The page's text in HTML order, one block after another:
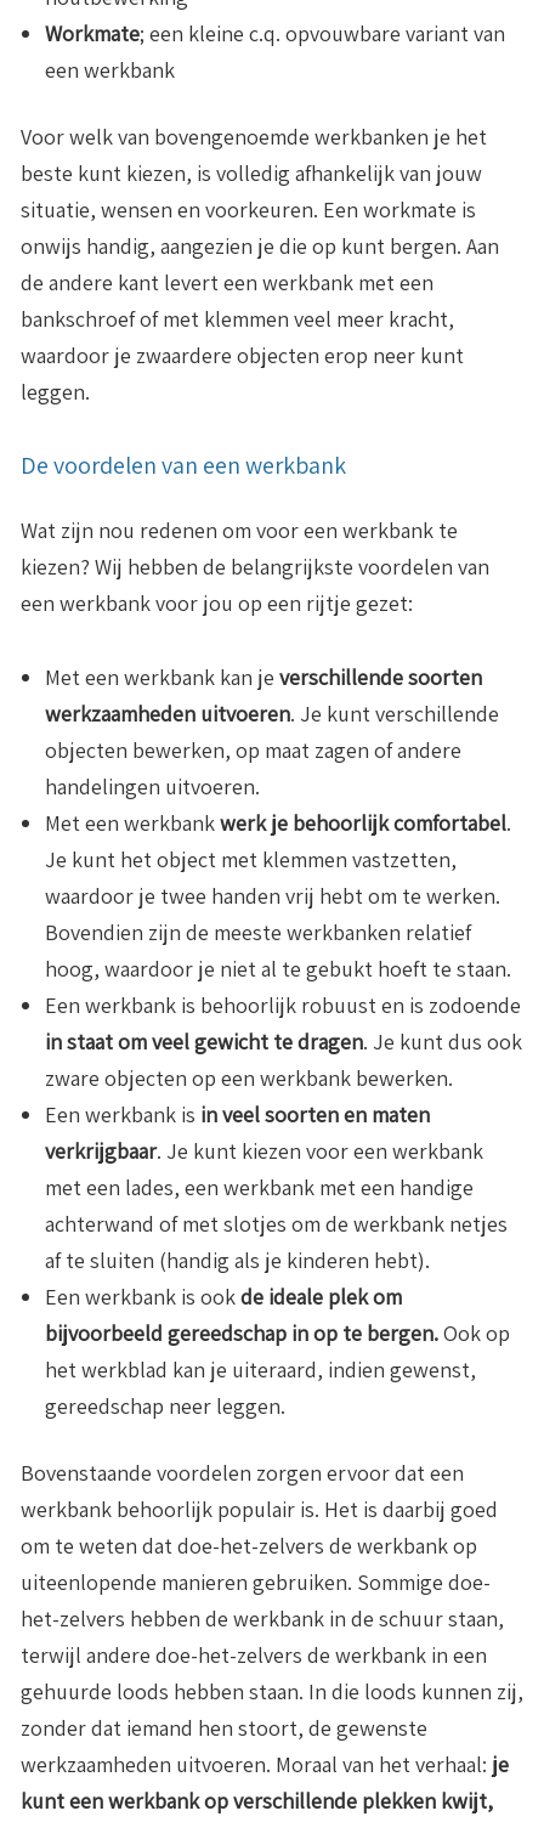
Workmate; een kleine c.q. opvouwbare variant van
een werkbank
Voor welk van bovengenoemde werkbanken je het
beste kunt kiezen, is volledig afhankelijk van jouw
situatie, wensen en voorkeuren. Een workmate is
onwijs handig, aangezien je die op kunt bergen. Aan
de andere kant levert een werkbank met een
bankschroef of met klemmen veel meer kracht,
waardoor je zwaardere objecten erop neer kunt
leggen.
De voordelen van een werkbank
Wat zijn nou redenen om voor een werkbank te
kiezen? Wij hebben de belangrijkste voordelen van
een werkbank voor jou op een rijtje gezet:
Met een werkbank kan je verschillende soorten
werkzaamheden uitvoeren. Je kunt verschillende
objecten bewerken, op maat zagen of andere
handelingen uitvoeren.
Met een werkbankwerk je behoorlijk comfortabel.
Je kunt het object met klemmen vastzetten,
waardoor je twee handen vrij hebt om te werken.
Bovendien zijn de meeste werkbanken relatief
hoog, waardoor je niet al te gebukt hoeft te staan.
Een werkbank is behoorlijk robuust en is zodoende
in staat om veel gewicht te dragen. Je kunt dus ook
zware objecten op een werkbank bewerken.
Een werkbank is in veel soorten en maten
verkrijgbaar. Je kunt kiezen voor een werkbank
met een lades, een werkbank met een handige
achterwand of met slotjes om de werkbank netjes
af te sluiten (handig als je kinderen hebt).
Een werkbank is ookde ideale plek om
bijvoorbeeld gereedschap in op te bergen.Ook op
het werkblad kan je uiteraard, indien gewenst,
gereedschap neer leggen.
Bovenstaande voordelen zorgen ervoor dat een
werkbank behoorlijk populair is. Het is daarbij goed
om te weten dat doe-het-zelvers de werkbank op
uiteenlopende manieren gebruiken. Sommige doe-
het-zelvers hebben de werkbank in de schuur staan,
terwijl andere doe-het-zelvers de werkbank in een
gehuurde loods hebben staan. In die loods kunnen zij,
zonder dat iemand hen stoort, de gewenste
werkzaamheden uitvoeren. Moraal van het verhaal: je
kunt een werkbank op verschillende plekken kwijt,